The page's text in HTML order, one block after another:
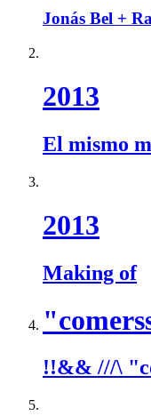
Jonás Bel +
2013
El mismo
2013
Making of
!!&& ///\